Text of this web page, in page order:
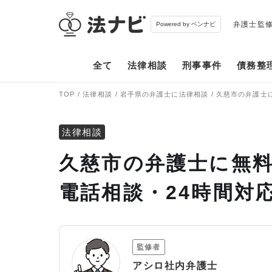
Powered by ベンナビ 弁護士監
全て 法律相談 刑事事件 債務整
TOP 法律相談 岩手県の弁護士に法律相談 久慈市の弁護士
法律相談
久慈市の弁護士に無
電話相談・24時間対
監修者
アシロ社内弁護士